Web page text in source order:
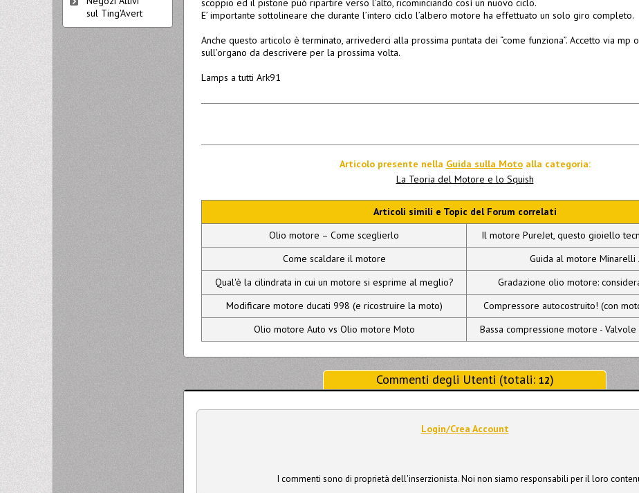
scoppio ed il pistone può ripartire verso l’alto, ricominciando così un nuovo ciclo.
E’ importante sottolineare che durante l’intero ciclo l’albero motore ha effettuato un solo giro completo.
Anche questo articolo è terminato, arrivederci alla prossima puntata dei “come funziona”. Accetto via mp
sull’organo da descrivere per la prossima volta.
Lamps a tutti Ark91
Articolo presente nella Guida sulla Motoalla categoria:
La Teoria del Motore e lo Squish
Articoli simili e Topic del Forum correlati
Olio motore – Come sceglierlo
Il motore PureJet, questo gioiello
Come scaldare il motore
Guida al motore Minarelli
Qual'è la cilindrata in cui un motore si esprime al meglio?
Gradazione olio motore:
Modificare motore ducati 998 (e ricostruire la moto)
Compressore autocostruito! (con
Olio motore Auto vs Olio motore Moto
Bassa compressione motore - Valvole
Commenti degli Utenti (totali: 12)
Login/Crea Account
I commenti sono di proprietà dell'inserzionista. Noi non siamo responsabili per il loro
sul Ting'Avert